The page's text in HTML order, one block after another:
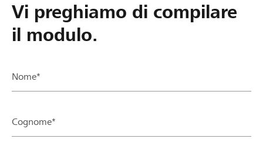
Vi preghiamo di compilare
il modulo.
Nome*
Cognome*